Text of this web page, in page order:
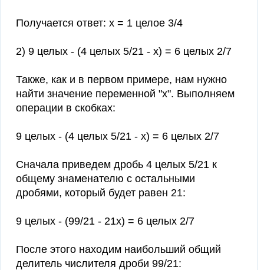
Получается ответ: x = 1 целое 3/4
2) 9 целых - (4 целых 5/21 - x) = 6 целых 2/7
Также, как и в первом примере, нам нужно
найти значение переменной "x". Выполняем
операции в скобках:
9 целых - (4 целых 5/21 - x) = 6 целых 2/7
Сначала приведем дробь 4 целых 5/21 к
общему знаменателю с остальными
дробями, который будет равен 21:
9 целых - (99/21 - 21x) = 6 целых 2/7
После этого находим наибольший общий
делитель числителя дроби 99/21: